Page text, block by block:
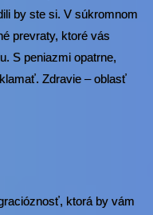
by ste si. V súkromnom
prevraty, ktoré vás
S peniazmi opatrne,
Zdravie – oblasť
ktorá by vám